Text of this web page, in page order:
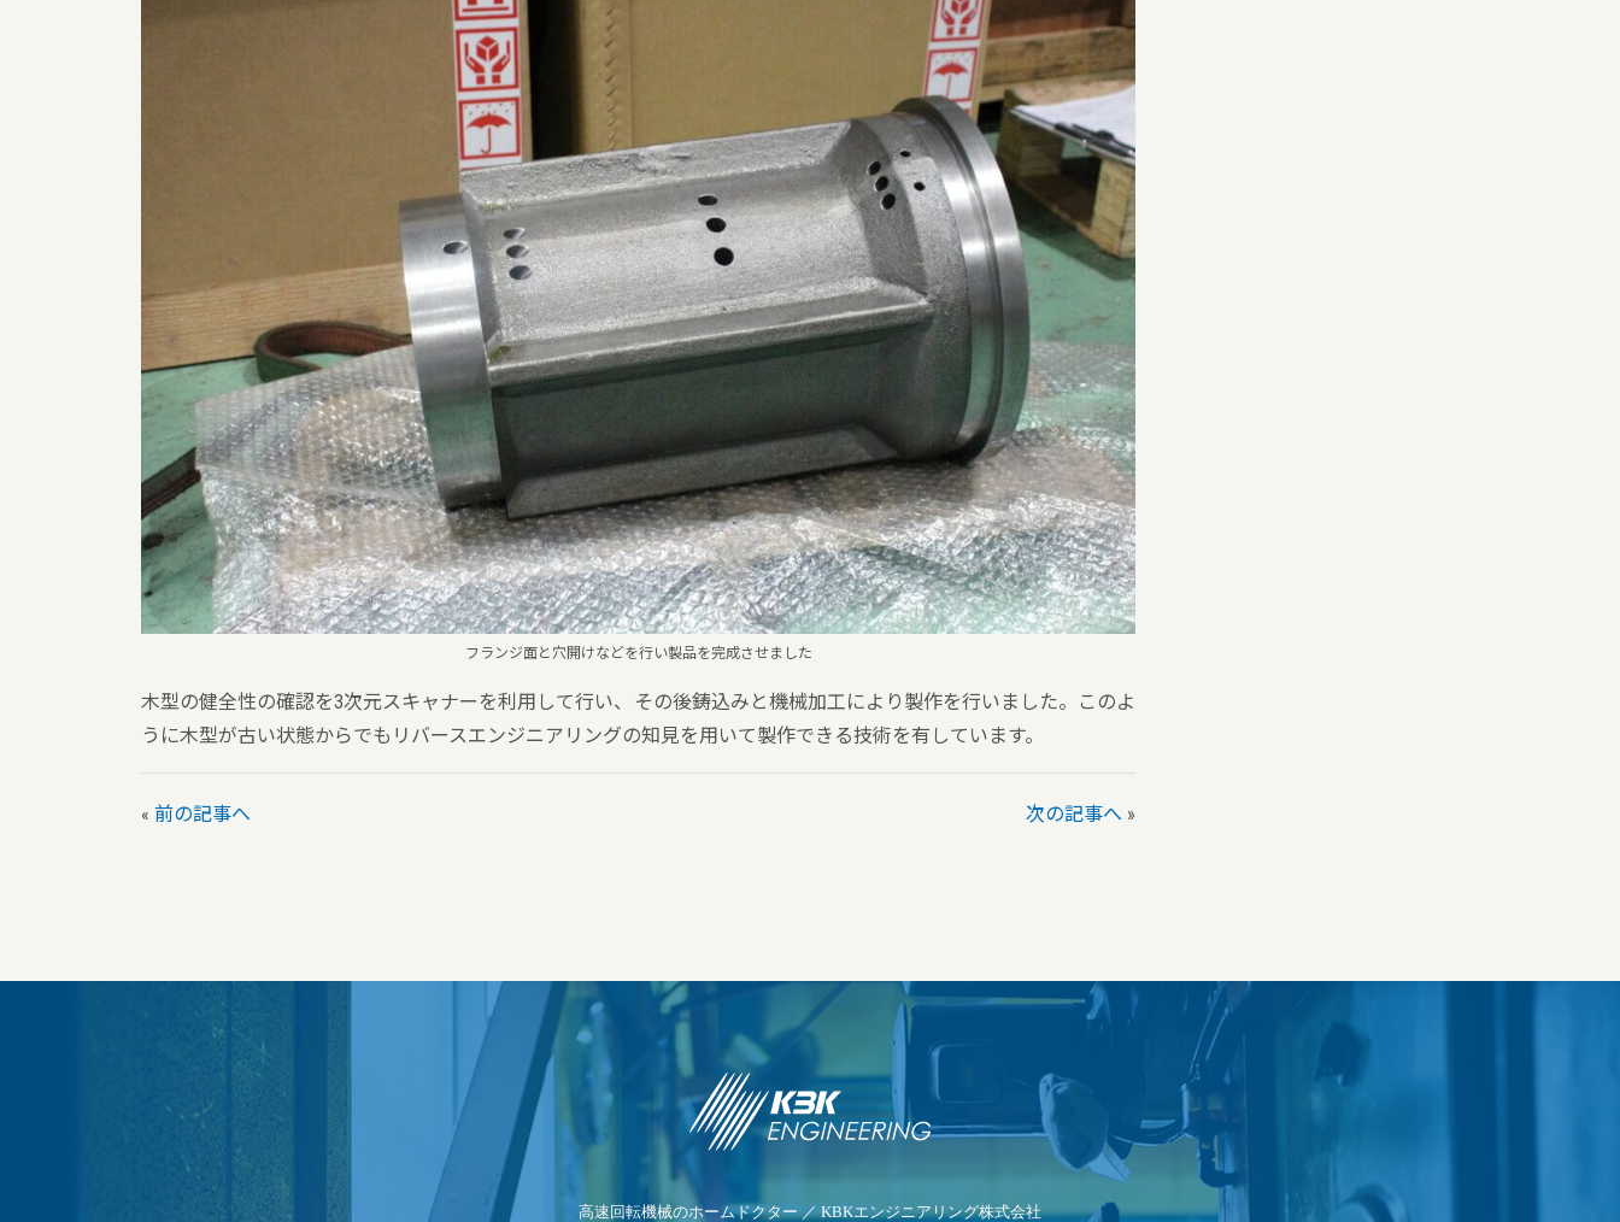
フランジ面と穴開けなどを行い製品を完成させました
木型の健全性の確認を3次元スキャナーを利用して行い、その後鋳込みと機械加工により製作を行いました。このよ
うに木型が古い状態からでもリバースエンジニアリングの知見を用いて製作できる技術を有しています。
« 前の記事へ 次の記事へ »
高速回転機械のホームドクター ／ KBKエンジニアリング株式会社